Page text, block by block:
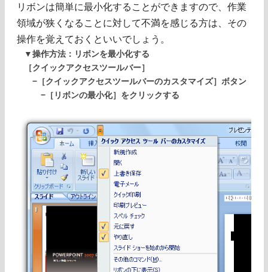
リボンは簡単に最小化することができますので、作業
領域が狭くなることに対して不満を感じる方は、その
操作を覚えておくといいでしょう。
▼操作方法：リボンを最小化する
［クイックアクセスツールバー］
−［クイックアクセスツールバーのカスタマイズ］ボタン
−［リボンの最小化］をクリックする